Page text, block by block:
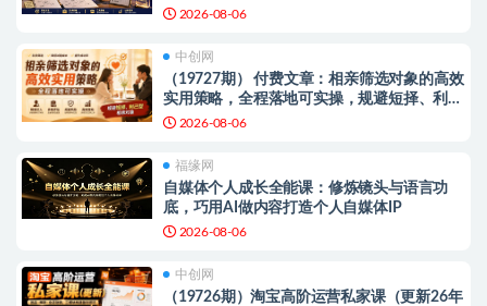
全闭环教程
2026-08-06
中创网
（19727期） 付费文章：相亲筛选对象的高效
实用策略，全程落地可实操，规避短择、利己
型相亲对象
2026-08-06
福缘网
自媒体个人成长全能课：修炼镜头与语言功
底，巧用AI做内容打造个人自媒体IP
2026-08-06
中创网
（19726期）淘宝高阶运营私家课（更新26年